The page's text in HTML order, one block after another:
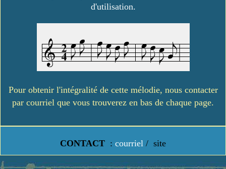
d'utilisation.
Pour obtenir l'intégralité de cette mélodie, nous contacter
par courriel que vous trouverez en bas de chaque page.
CONTACT : courriel / site
https://www.lavielledanstoussesetats.fr